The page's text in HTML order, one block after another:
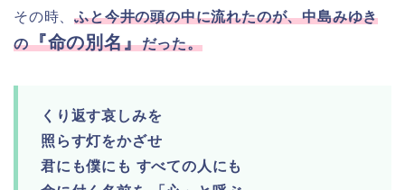
その時、ふと今井の頭の中に流れたのが、中島みゆき
の『命の別名』だった。
くり返す哀しみを
照らす灯をかざせ
君にも僕にも すべての人にも